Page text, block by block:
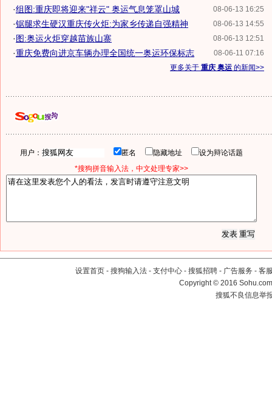
08-06-13 16:25
·组图:重庆即将迎来"祥云" 奥运气息笼罩山城
08-06-13 14:55
·锯腿求生硬汉重庆传火炬:为家乡传递自强精神
08-06-13 12:51
·图:奥运火炬穿越苗族山寨
08-06-11 07:16
·重庆免费向进京车辆办理全国统一奥运环保标志
更多关于 重庆 奥运 的新闻>>
用户： 匿名 隐藏地址
设为辩论话题
*搜狗拼音输入法，中文处理专家>>
设置首页 - 搜狗输入法 - 支付中心 - 搜狐招聘 - 广告服务 - 客
Copyright©2016
搜狐不良信息举